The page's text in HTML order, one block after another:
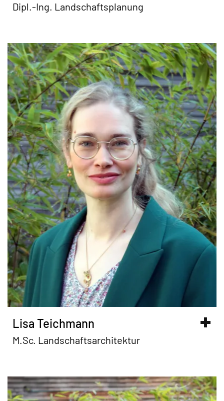
Dipl.-Ing. Landschaftsplanung
Lisa Teichmann
M.Sc. Landschaftsarchitektur